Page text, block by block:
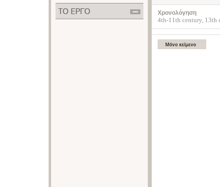
Χρονολόγηση
4th-11th century, 13th